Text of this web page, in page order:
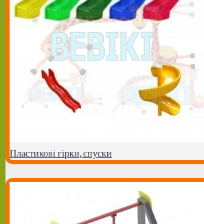
Пластикові гірки, спуски